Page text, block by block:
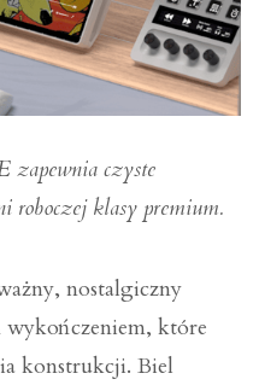
czyste
roboczej klasy premium.
nostalgiczny
wykończeniem, które
konstrukcji. Biel